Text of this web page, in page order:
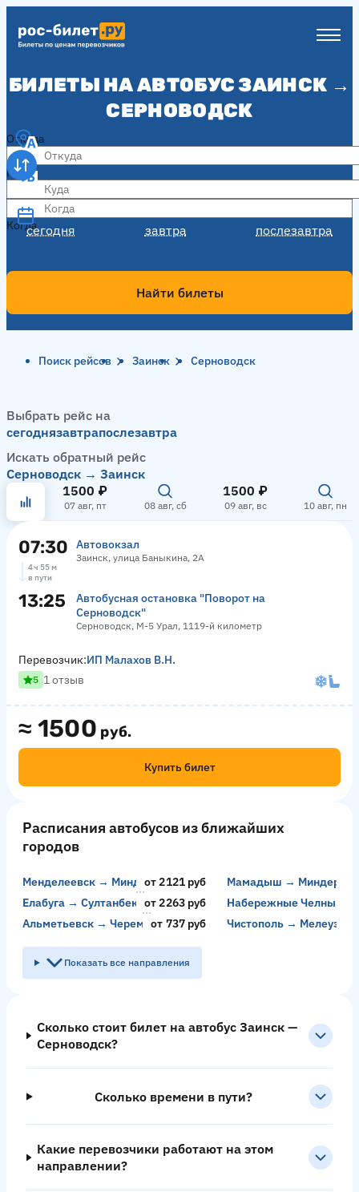
БИЛЕТЫ НА АВТОБУС ЗАИНСК →
СЕРНОВОДСК
Откуда
Куда
Когда
сегодня завтра послезавтра
Когда
Найти билеты
Поиск рейсов Заинск Серноводск
Выбрать рейс на
сегоднязавтрапослезавтра
Искать обратный рейс
Серноводск → Заинск
1500 ₽
07 авг, пт 08 авг, сб
1500 ₽
09 авг, вс 10 авг, пн
07:30 Автовокзал
Заинск, улица Баныкина, 2А
4 ч 55 м
в пути
13:25
Автобусная остановка "Поворот на
Серноводск"
Серноводск, М-5 Урал, 1119-й километр
≈ 1500 руб.
Купить билет
Перевозчик:ИП Малахов В.Н.
5 1 отзыв
Расписания автобусов из ближайших
городов
Менделеевск → Миндеревоот 2121 руб
Мамадыш → Миндерево
Елабуга → Султанбековоот 2263 руб
Набережные Челны →
Альметьевск → Черемшанот 737 руб Чистополь → Мелеуз
Показать все направления
Сколько стоит билет на автобус Заинск —
Серноводск?
Сколько времени в пути?
Какие перевозчики работают на этом
направлении?